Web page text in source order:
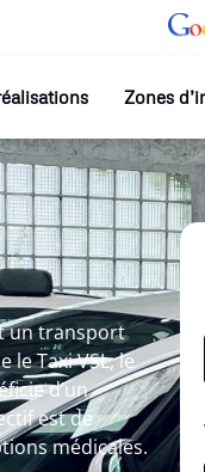
Zones
un transport
le Taxi VSL, le
d’un
est de
médicales.